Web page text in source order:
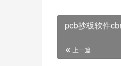
pcb抄板软件
上一篇